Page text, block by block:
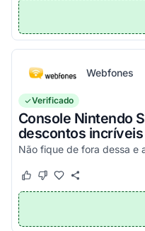
Webfones
Verificado
Console Nintendo
descontos
Não fique de fora dessa e
Este cupom funcionou
Este cupom não